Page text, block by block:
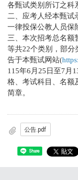
各甄试类别所订之科
二、应考人经本甄试
一律投保公教人员保
三、本次招考总名额
等共22个类别，部分
告于本甄试网站(
115年6月25日至7月
格、考试科目、名额
简章。
公告.pdf
Share